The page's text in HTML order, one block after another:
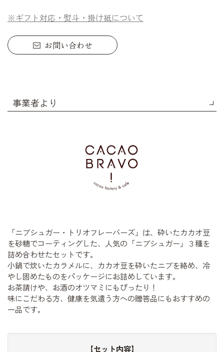
※ギフト対応・熨斗・掛け紙について
お問い合わせ
事業者より
「ニブシュガー・トリオフレーバーズ」は、砕いたカカオ豆
を砂糖でコーティングした、人気の「ニブシュガー」３種を
詰め合わせたセットです。
小鍋で炊いたカラメルに、カカオ豆を砕いたニブを絡め、冷
やし固めたものをパッケージにお詰めしています。
お茶請けや、お酒のオツマミにもぴったり！
味にこだわる方、健康を気遣う方への贈答品にもおすすめの
一品です。
【セット内容】